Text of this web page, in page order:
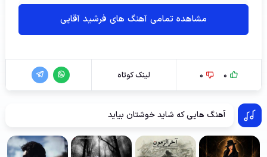
مشاهده تمامی آهنگ های فرشید آقایی
0
0 لینک کوتاه
آهنگ هایی که شاید خوشتان بیاید